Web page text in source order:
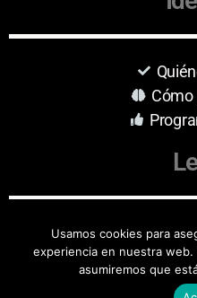
Aviso Legal
Protección de Datos
Usamos cookies para
experiencia en nuestra
asumiremos que